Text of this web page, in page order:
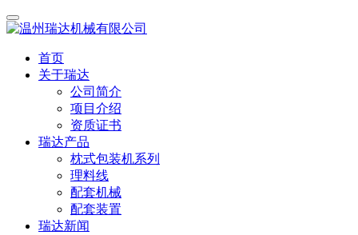
首页
关于瑞达
公司简介
项目介绍
资质证书
瑞达产品
枕式包装机系列
理料线
配套机械
配套装置
瑞达新闻